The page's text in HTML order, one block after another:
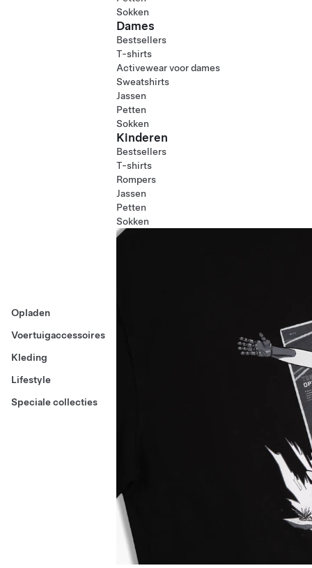
Opladen
Voertuigaccessoires
Kleding
Lifestyle
Speciale collecties
Sokken
Dames
Bestsellers
T-shirts
Activewear voor dames
Sweatshirts
Jassen
Petten
Sokken
Kinderen
Bestsellers
T-shirts
Rompers
Jassen
Petten
Sokken